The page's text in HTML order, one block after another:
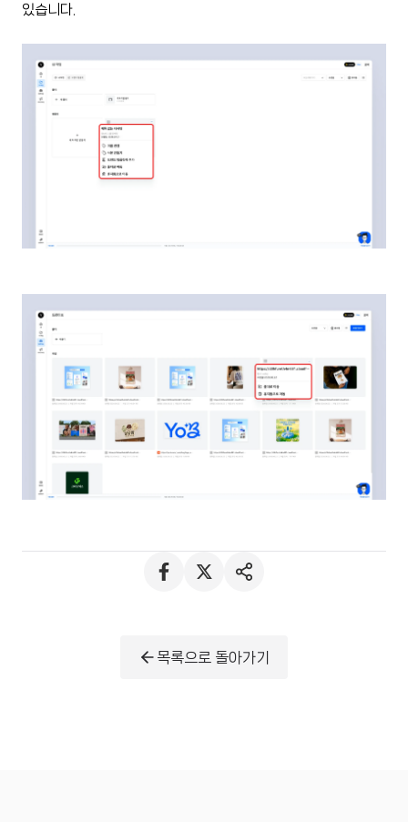
있습니다.
목록으로 돌아가기